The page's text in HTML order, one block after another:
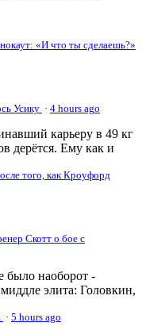
«И что ты сделаешь?»
Усику · 4 hours ago
карьеру в 49 кг
дерётся. Ему как и
того, как Кроуфорд
Скотт о бое с
было наоборот -
элита: Головкин,
· 5 hours ago